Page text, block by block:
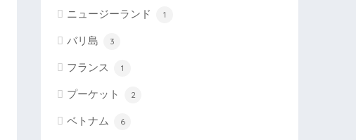
ニュージーランド 1
バリ島 3
フランス 1
プーケット 2
ベトナム 6